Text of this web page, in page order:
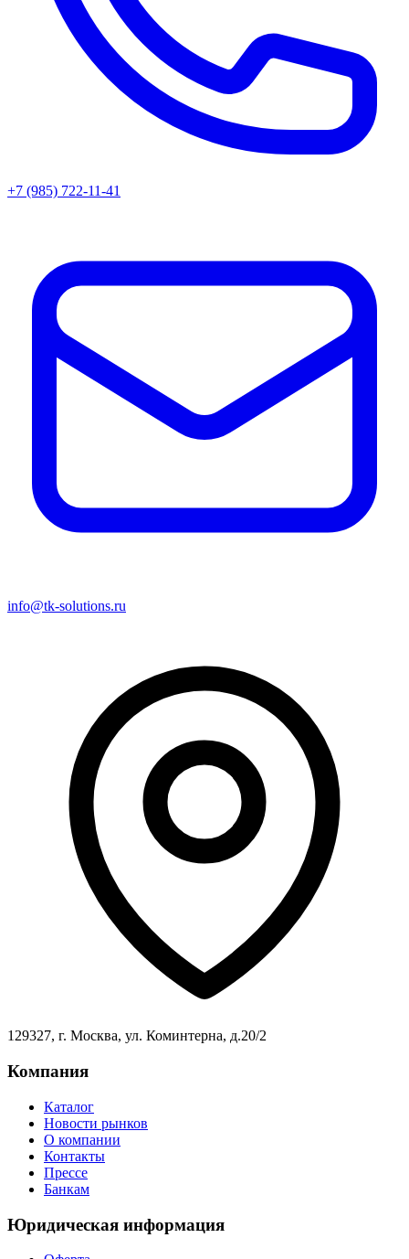
+7 (985) 722-11-41
info@tk-solutions.ru
129327, г. Москва, ул. Коминтерна, д.20/2
Компания
Каталог
Новости рынков
О компании
Контакты
Прессе
Банкам
Юридическая информация